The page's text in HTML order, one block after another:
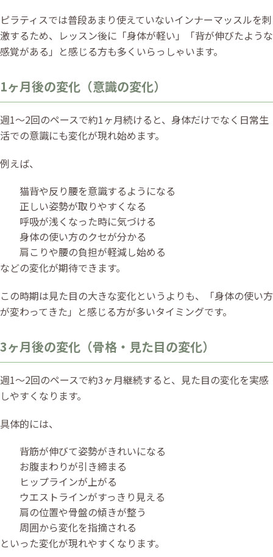
ピラティスでは普段あまり使えていないインナーマッスルを刺
激するため、レッスン後に「身体が軽い」「背が伸びたような
感覚がある」と感じる方も多くいらっしゃいます。
1ヶ月後の変化（意識の変化）
週1〜2回のペースで約1ヶ月続けると、身体だけでなく日常生
活での意識にも変化が現れ始めます。
例えば、
猫背や反り腰を意識するようになる
正しい姿勢が取りやすくなる
呼吸が浅くなった時に気づける
身体の使い方のクセが分かる
肩こりや腰の負担が軽減し始める
などの変化が期待できます。
この時期は見た目の大きな変化というよりも、「身体の使い方
が変わってきた」と感じる方が多いタイミングです。
3ヶ月後の変化（骨格・見た目の変化）
週1〜2回のペースで約3ヶ月継続すると、見た目の変化を実感
しやすくなります。
具体的には、
背筋が伸びて姿勢がきれいになる
お腹まわりが引き締まる
ヒップラインが上がる
ウエストラインがすっきり見える
肩の位置や骨盤の傾きが整う
周囲から変化を指摘される
といった変化が現れやすくなります。